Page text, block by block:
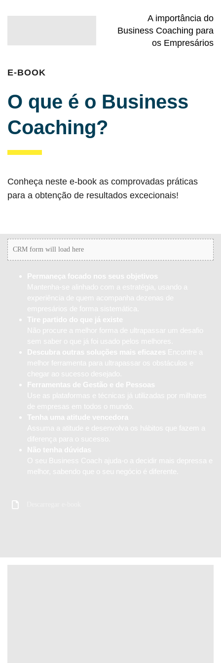
A importância do
Business Coaching para
os Empresários
E-BOOK
O que é o Business
Coaching?
Conheça neste e-book as comprovadas práticas
para a obtenção de resultados excecionais!
CRM form will load here
Permaneça focado nos seus objetivos
Mantenha-se alinhado com a estratégia, usando a
experiência de quem acompanha dezenas de
empresários de forma sistemática.
Tire partido do que já existe
Não procure a melhor forma de ultrapassar um desafio
sem saber o que já foi usado pelos melhores.
Descubra outras soluções mais eficazes Encontre a
melhor ferramenta para ultrapassar os obstáculos e
chegar ao sucesso desejado.
Ferramentas de Gestão e de Pessoas
Use as plataformas e técnicas já utilizadas por milhares
de empresas em todos o mundo.
Tenha uma atitude vencedora
Assuma a atitude e desenvolva os hábitos que fazem a
diferença para o sucesso.
Não tenha dúvidas
O seu Business Coach ajuda-o a decidir mais depressa e
melhor, sabendo que o seu negócio é diferente.